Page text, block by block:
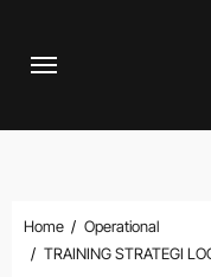
Home
Operational
TRAINING STRATEGI